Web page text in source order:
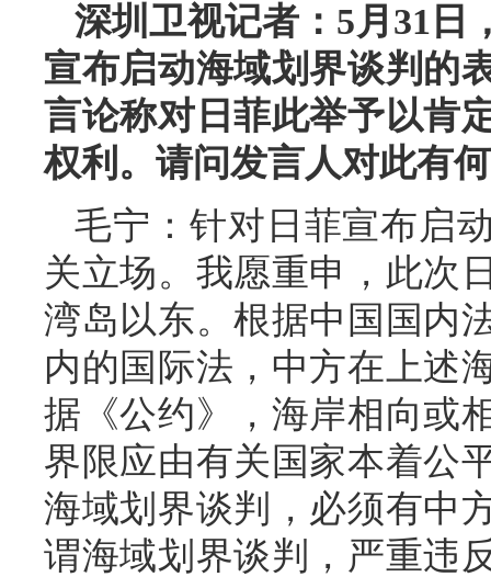
深圳卫视记者：5月31日
宣布启动海域划界谈判的
言论称对日菲此举予以肯
权利。请问发言人对此有
毛宁：针对日菲宣布启
关立场。我愿重申，此次
湾岛以东。根据中国国内
内的国际法，中方在上述
据《公约》，海岸相向或
界限应由有关国家本着公
海域划界谈判，必须有中
谓海域划界谈判，严重违